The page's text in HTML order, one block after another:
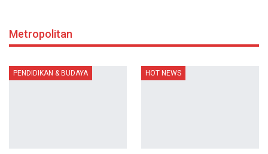
Metropolitan
PENDIDIKAN & BUDAYA HOT NEWS